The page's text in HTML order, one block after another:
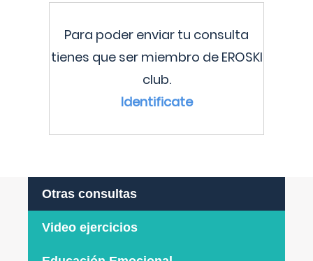
Para poder enviar tu consulta
tienes que ser miembro de EROSKI
club.
Identificate
Otras consultas
Video ejercicios